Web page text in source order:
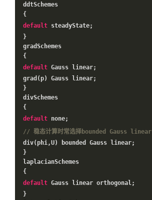
ddtSchemes
{
default steadyState;
}
gradSchemes
{
default Gauss linear;
grad(p) Gauss linear;
}
divSchemes
{
default none;
// 稳态计算时常选择bounded Gauss linear
div(phi,U) bounded Gauss linear;
}
laplacianSchemes
{
default Gauss linear orthogonal;
}